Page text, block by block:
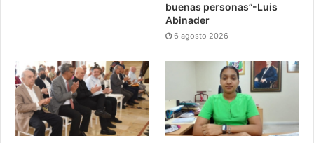
buenas personas”-Luis
Abinader
6 agosto 2026